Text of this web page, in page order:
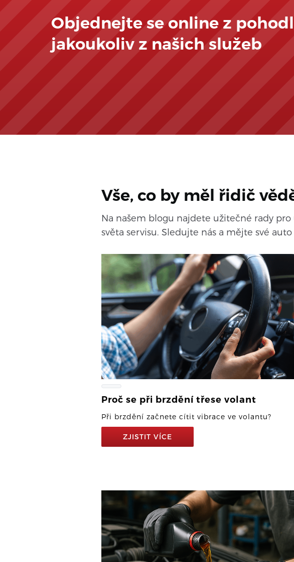
Objednejte se online z
jakoukoliv z našich služeb
Vše, co by měl řidič
Na našem blogu najdete užitečné rady
světa servisu. Sledujte nás a mějte své
Proč se při brzdění třese volant
Při brzdění začnete cítit vibrace ve volantu?
ZJISTIT VÍCE